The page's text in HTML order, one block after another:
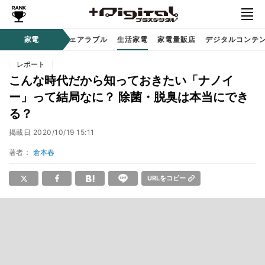
家電
ディオ 時計 / ウェアラブル 生活家電 家電量販店 デジタルコンテ
レポート
こんな時代だから知っておきたい「ナノイ
ー」って結局なに？ 除菌・脱臭は本当にでき
る？
掲載日 2020/10/19 15:11
著者： 倉本春
URLをコピー